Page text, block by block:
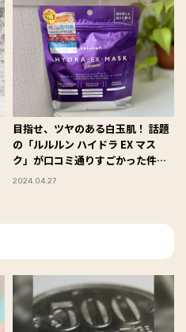
目指せ、ツヤのある白玉肌！ 話題
の「ルルルン ハイドラ EX マス
ク」が口コミ通りすごかった件
#Omezaトーク
2024.04.27